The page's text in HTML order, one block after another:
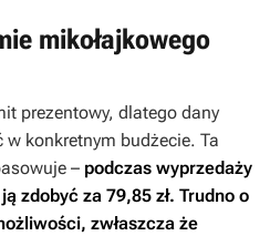
mikołajkowego
prezentowy, dlatego dany
konkretnym budżecie. Ta
– podczas wyprzedaży
zdobyć za 79,85 zł. Trudno o
zwłaszcza że